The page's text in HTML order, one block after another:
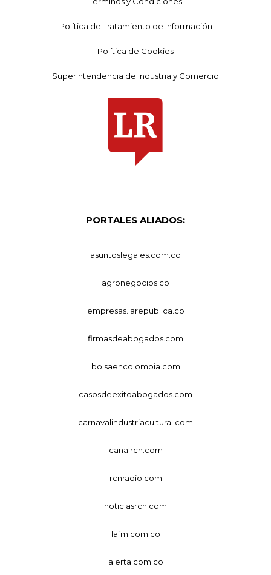
Política de Tratamiento de Información
Política de Cookies
Superintendencia de Industria y Comercio
PORTALES ALIADOS:
asuntoslegales.com.co
agronegocios.co
empresas.larepublica.co
firmasdeabogados.com
bolsaencolombia.com
casosdeexitoabogados.com
carnavalindustriacultural.com
canalrcn.com
rcnradio.com
noticiasrcn.com
lafm.com.co
alerta.com.co